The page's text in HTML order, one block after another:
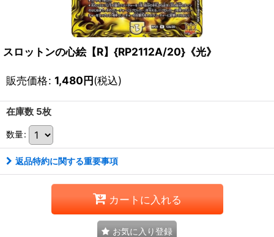
スロットンの心絵【R】{RP2112A/20}《光》
販売価格: 1,480円(税込)
在庫数 5枚
数量:
返品特約に関する重要事項
カートに入れる
お気に入り登録